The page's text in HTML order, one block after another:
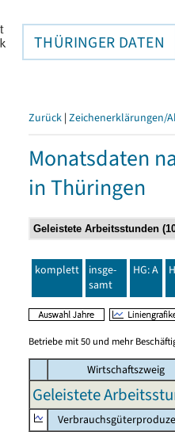
THÜRINGER DATEN
Zurück | Zeichenerklärungen/
Monatsdaten
in Thüringen
komplett
insge-
samt
HG: A
Betriebe mit 50 und mehr
Wirtschaftszweig
Geleistete